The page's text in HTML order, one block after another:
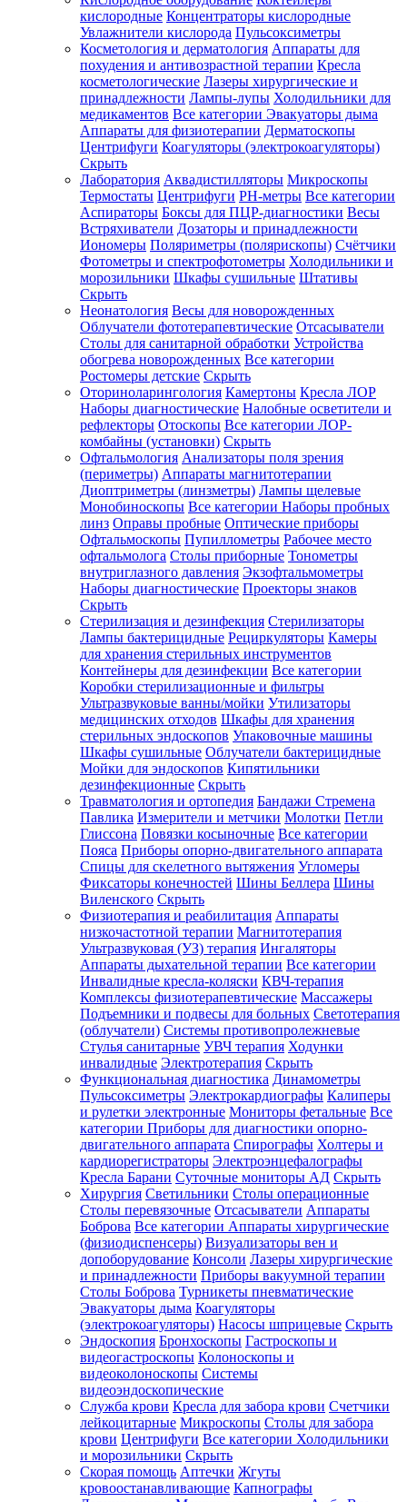
Зарегистрироваться
Зачем
регистрироваться?
Все
покупки
одном
месте
Личный
менеджер
Отслеживание
статуса
заказа
кислородные Концентраторы кислородные
Увлажнители кислорода Пульсоксиметры
Косметология и дерматология Аппараты для
похудения и антивозрастной терапии Кресла
косметологические Лазеры хирургические и
принадлежности Лампы-лупы Холодильники для
медикаментов Все категории Эвакуаторы дыма
Аппараты для физиотерапии Дерматоскопы
Центрифуги Коагуляторы (электрокоагуляторы)
Скрыть
Лаборатория Аквадистилляторы Микроскопы
Термостаты Центрифуги PH-метры Все категории
Аспираторы Боксы для ПЦР-диагностики Весы
Встряхиватели Дозаторы и принадлежности
Иономеры Поляриметры (полярископы) Счётчики
Фотометры и спектрофотометры Холодильники и
морозильники Шкафы сушильные Штативы
Скрыть
Неонатология Весы для новорожденных
Облучатели фототерапевтические Отсасыватели
Столы для санитарной обработки Устройства
обогрева новорожденных Все категории
Ростомеры детские Скрыть
Оториноларингология Камертоны Кресла ЛОР
Наборы диагностические Налобные осветители и
рефлекторы Отоскопы Все категории ЛОР-
комбайны (установки) Скрыть
Офтальмология Анализаторы поля зрения
(периметры) Аппараты магнитотерапии
Диоптриметры (линзметры) Лампы щелевые
Монобиноскопы Все категории Наборы пробных
линз Оправы пробные Оптические приборы
Офтальмоскопы Пупиллометры Рабочее место
офтальмолога Столы приборные Тонометры
внутриглазного давления Экзофтальмометры
Наборы диагностические Проекторы знаков
Скрыть
Стерилизация и дезинфекция Стерилизаторы
Лампы бактерицидные Рециркуляторы Камеры
для хранения стерильных инструментов
Контейнеры для дезинфекции Все категории
Коробки стерилизационные и фильтры
Ультразвуковые ванны/мойки Утилизаторы
медицинских отходов Шкафы для хранения
стерильных эндоскопов Упаковочные машины
Шкафы сушильные Облучатели бактерицидные
Мойки для эндоскопов Кипятильники
дезинфекционные Скрыть
Травматология и ортопедия Бандажи Стремена
Павлика Измерители и метчики Молотки Петли
Глиссона Повязки косыночные Все категории
Пояса Приборы опорно-двигательного аппарата
Спицы для скелетного вытяжения Угломеры
Фиксаторы конечностей Шины Беллера Шины
Виленского Скрыть
Физиотерапия и реабилитация Аппараты
низкочастотной терапии Магнитотерапия
Ультразвуковая (УЗ) терапия Ингаляторы
Аппараты дыхательной терапии Все категории
Инвалидные кресла-коляски КВЧ-терапия
Комплексы физиотерапевтические Массажеры
Подъемники и подвесы для больных Светотерапия
(облучатели) Системы противопролежневые
Стулья санитарные УВЧ терапия Ходунки
инвалидные Электротерапия Скрыть
Функциональная диагностика Динамометры
Пульсоксиметры Электрокардиографы Калиперы
и рулетки электронные Мониторы фетальные Все
категории Приборы для диагностики опорно-
двигательного аппарата Спирографы Холтеры и
кардиорегистраторы Электроэнцефалографы
Кресла Барани Суточные мониторы АД Скрыть
Хирургия Светильники Столы операционные
Столы перевязочные Отсасыватели Аппараты
Боброва Все категории Аппараты хирургические
(физиодиспенсеры) Визуализаторы вен и
допоборудование Консоли Лазеры хирургические
и принадлежности Приборы вакуумной терапии
Столы Боброва Турникеты пневматические
Эвакуаторы дыма Коагуляторы
(электрокоагуляторы) Насосы шприцевые Скрыть
Эндоскопия Бронхоскопы Гастроскопы и
видеогастроскопы Колоноскопы и
видеоколоноскопы Системы
видеоэндоскопические
Служба крови Кресла для забора крови Счетчики
лейкоцитарные Микроскопы Столы для забора
крови Центрифуги Все категории Холодильники
и морозильники Скрыть
Скорая помощь Аптечки Жгуты
кровоостанавливающие Капнографы